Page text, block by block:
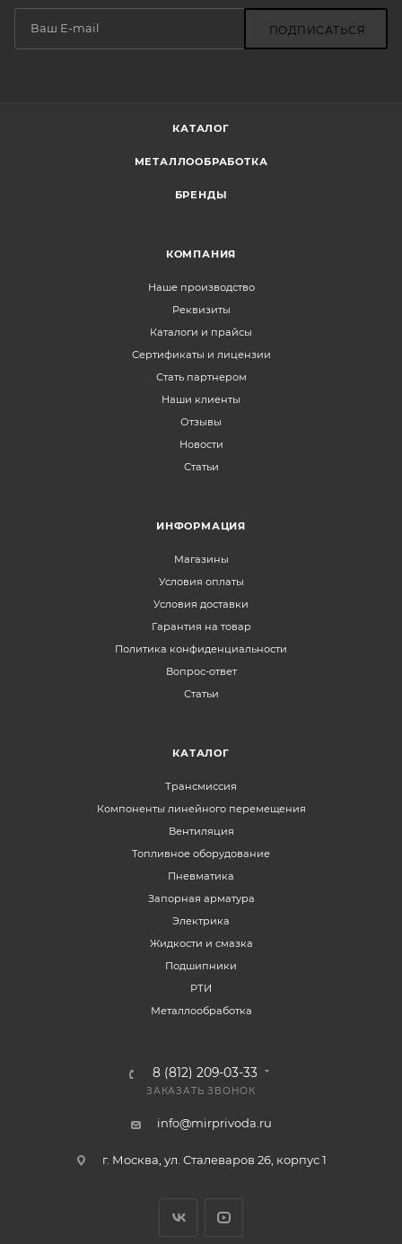
ПОДПИСАТЬСЯ
КАТАЛОГ
МЕТАЛЛООБРАБОТКА
БРЕНДЫ
КОМПАНИЯ
Наше производство
Реквизиты
Каталоги и прайсы
Сертификаты и лицензии
Стать партнером
Наши клиенты
Отзывы
Новости
Статьи
ИНФОРМАЦИЯ
Магазины
Условия оплаты
Условия доставки
Гарантия на товар
Политика конфиденциальности
Вопрос-ответ
Статьи
КАТАЛОГ
Трансмиссия
Компоненты линейного перемещения
Вентиляция
Топливное оборудование
Пневматика
Запорная арматура
Электрика
Жидкости и смазка
Подшипники
РТИ
Металлообработка
8 (812) 209-03-33
ЗАКАЗАТЬ ЗВОНОК
info@mirprivoda.ru
г. Москва, ул. Сталеваров 26, корпус 1